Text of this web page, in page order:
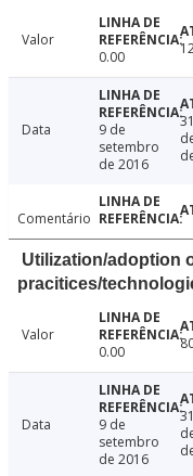
Valor
0.00
Data
9 de
setembro
de 2016
Comentário
Utilization/adoption
pracitices/
Valor
0.00
Data
9 de
setembro
de 2016